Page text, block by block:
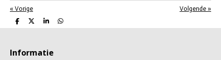
« Vorige Volgende »
D
e
n
D
e
S
h
e
D
e
Informatie